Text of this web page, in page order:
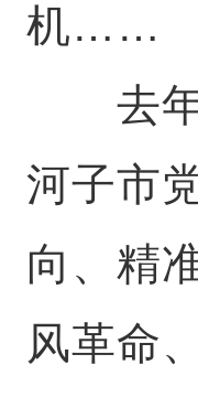
机……
去年
河子市
向、精
风革命